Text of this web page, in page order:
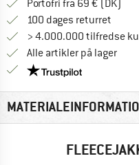
Portofri fra 69 € (DK)
100 dages returret
> 4.000.000 tilfredse
Alle artikler på lager
Vi er